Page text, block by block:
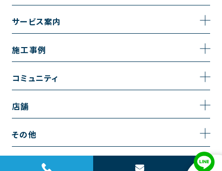
採用情報
トイレのリフォーム
キッチンのリフォーム
リノベーション
内装のリフォーム
水回りのリフォーム
サービス案内
サービスの流れ
施工事例
施工事例一覧
お風呂の施工事例
洗面の施工事例
コミュニティ
コミュニティ
お知らせ
店舗
越谷店
その他
お問い合わせ